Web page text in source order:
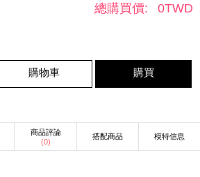
總購買價: 0TWD
購物車 購買
商品評論
(0)
搭配商品 模特信息